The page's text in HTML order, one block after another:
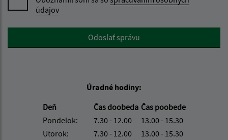
údajov
Google reCaptcha ResponseOdoslať správu
Úradné hodiny:
Deň
Čas doobeda Čas poobede
Pondelok:
7.30 - 12.00
13.00 - 15.30
Utorok:
7.30 - 12.00
13.00 - 15.30